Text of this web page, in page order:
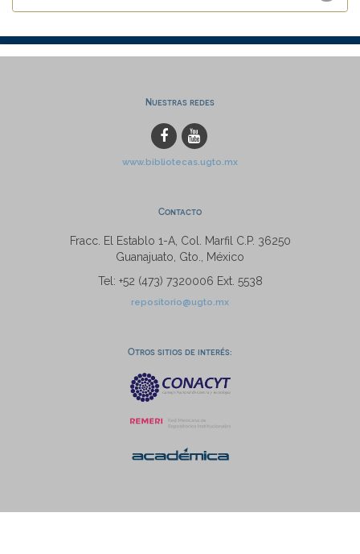
Nuestras redes
www.bibliotecas.ugto.mx
Contacto
Fracc. El Establo 1-A, Col. Marfil C.P. 36250
Guanajuato, Gto., México
Tel: +52 (473) 7320006 Ext. 5538
repositorio@ugto.mx
Otros sitios de interés: